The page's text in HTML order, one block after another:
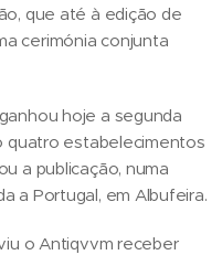
que até à edição de
cerimónia conjunta
hoje a segunda
quatro estabelecimentos
a publicação, numa
a Portugal, em Albufeira.
o Antiqvvm receber